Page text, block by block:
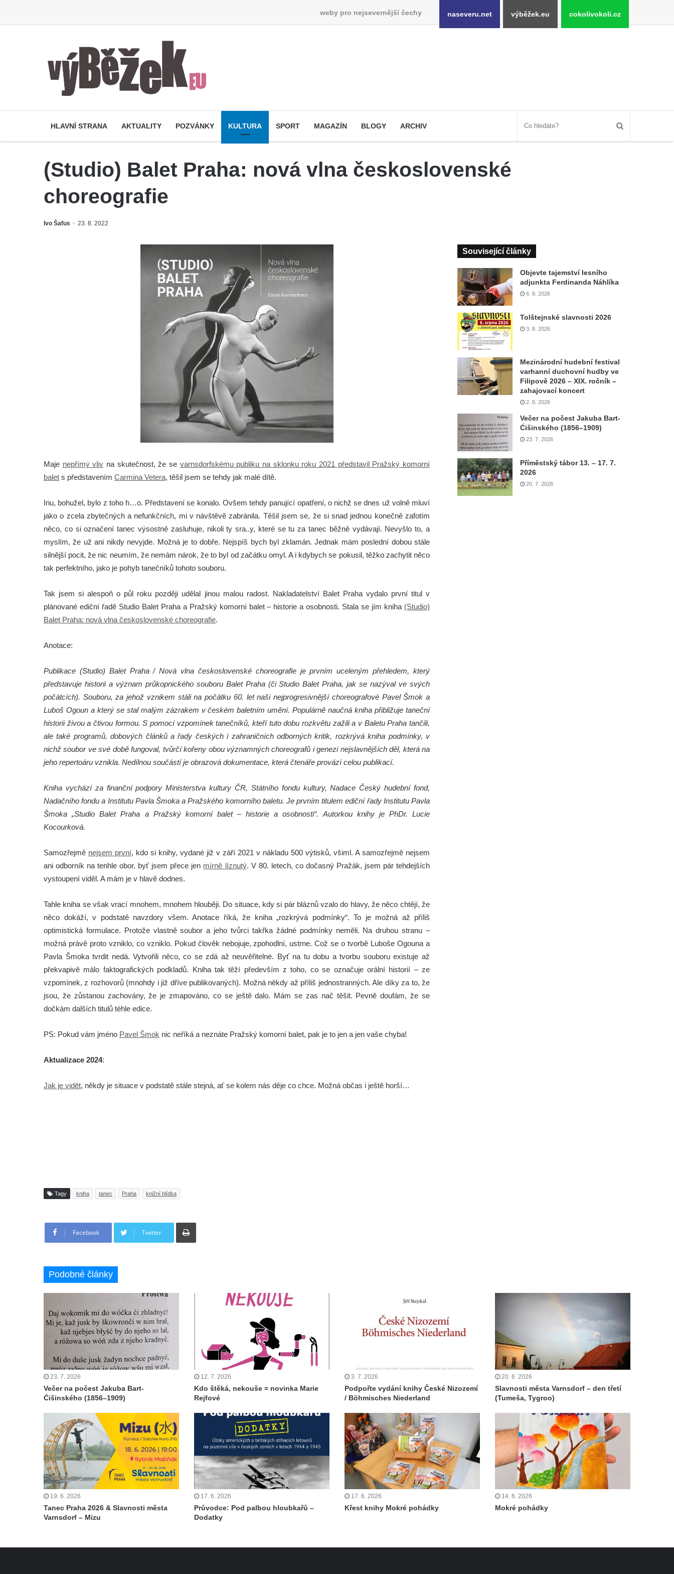
weby pro nejsevernější čechy naseveru.net výběžek.eu cokolivokoli.cz
HLAVNÍ STRANA AKTUALITY POZVÁNKY KULTURA SPORT MAGAZÍN BLOGY ARCHIV
(Studio) Balet Praha: nová vlna československé
choreografie
Ivo Šafus 23. 8. 2022
Maje nepřímý vliv na skutečnost, že se varnsdorfskému publiku na sklonku roku 2021 představil Pražský komorní
balet s představením Carmina Vetera, těšil jsem se tehdy jak malé dítě.
Inu, bohužel, bylo z toho h…o. Představení se konalo. Ovšem tehdy panující opatření, o nichž se dnes už volně mluví
jako o zcela zbytečných a nefunkčních, mi v návštěvě zabránila. Těšil jsem se, že si snad jednou konečně zafotím
něco, co si označení tanec výsostně zasluhuje, nikoli ty sra..y, které se tu za tanec běžně vydávají. Nevyšlo to, a
myslím, že už ani nikdy nevyjde. Možná je to dobře. Nejspíš bych byl zklamán. Jednak mám poslední dobou stále
silnější pocit, že nic neumím, že nemám nárok, že to byl od začátku omyl. A i kdybych se pokusil, těžko zachytit něco
tak perfektního, jako je pohyb tanečníků tohoto souboru.
Tak jsem si alespoň o půl roku později udělal jinou malou radost. Nakladatelství Balet Praha vydalo první titul v
plánované ediční řadě Studio Balet Praha a Pražský komorní balet – historie a osobnosti. Stala se jím kniha (Studio)
Balet Praha: nová vlna československé choreografie.
Anotace:
Publikace (Studio) Balet Praha / Nová vlna československé choreografie je prvním uceleným přehledem, který
představuje historii a význam průkopnického souboru Balet Praha (či Studio Balet Praha, jak se nazýval ve svých
počátcích). Souboru, za jehož vznikem stáli na počátku 60. let naši nejprogresivnější choreografové Pavel Šmok a
Luboš Ogoun a který se stal malým zázrakem v českém baletním umění. Populárně naučná kniha přibližuje taneční
historii živou a čtivou formou. S pomocí vzpomínek tanečníků, kteří tuto dobu rozkvětu zažili a v Baletu Praha tančili,
ale také programů, dobových článků a řady českých i zahraničních odborných kritik, rozkrývá kniha podmínky, v
nichž soubor ve své době fungoval, tvůrčí kořeny obou významných choreografů i genezi nejslavnějších děl, která na
jeho repertoáru vznikla. Nedílnou součástí je obrazová dokumentace, která čtenáře provází celou publikací.
Kniha vychází za finanční podpory Ministerstva kultury ČR, Státního fondu kultury, Nadace Český hudební fond,
Nadačního fondu a Institutu Pavla Šmoka a Pražského komorního baletu. Je prvním titulem ediční řady Institutu Pavla
Šmoka „Studio Balet Praha a Pražský komorní balet – historie a osobnosti“. Autorkou knihy je PhDr. Lucie
Kocourková.
Samozřejmě nejsem první, kdo si knihy, vydané již v září 2021 v nákladu 500 výtisků, všiml. A samozřejmě nejsem
ani odborník na tenhle obor, byť jsem přece jen mírně líznutý. V 80. letech, co dočasný Pražák, jsem pár tehdejších
vystoupení viděl. A mám je v hlavě dodnes.
Tahle kniha se však vrací mnohem, mnohem hlouběji. Do situace, kdy si pár bláznů vzalo do hlavy, že něco chtějí, že
něco dokáží, v podstatě navzdory všem. Anotace říká, že kniha „rozkrývá podmínky“. To je možná až příliš
optimistická formulace. Protože vlastně soubor a jeho tvůrci takřka žádné podmínky neměli. Na druhou stranu –
možná právě proto vzniklo, co vzniklo. Pokud člověk nebojuje, zpohodlní, ustrne. Což se o tvorbě Luboše Ogouna a
Pavla Šmoka tvrdit nedá. Vytvořili něco, co se zdá až neuvěřitelné. Byť na tu dobu a tvorbu souboru existuje až
překvapivě málo faktografických podkladů. Kniha tak těží především z toho, co se označuje orální historií – ze
vzpomínek, z rozhovorů (mnohdy i již dříve publikovaných). Možná někdy až příliš jednostranných. Ale díky za to, že
jsou, že zůstanou zachovány, že je zmapováno, co se ještě dalo. Mám se zas nač těšit. Pevně doufám, že se
dočkám dalších titulů téhle edice.
PS: Pokud vám jméno Pavel Šmok nic neříká a neznáte Pražský komorní balet, pak je to jen a jen vaše chyba!
Aktualizace 2024:
Jak je vidět, někdy je situace v podstatě stále stejná, ať se kolem nás děje co chce. Možná občas i ještě horší…
Tagy kniha tanec Praha knižní hlídka
Facebook Twitter
Tisknout
Související články
Objevte tajemství lesního
adjunkta Ferdinanda Náhlíka
6. 8. 2026
Tolštejnské slavnosti 2026
3. 8. 2026
Mezinárodní hudební festival
varhanní duchovní hudby ve
Filipově 2026 – XIX. ročník –
zahajovací koncert
2. 8. 2026
Večer na počest Jakuba Bart-
Ćišinského (1856–1909)
23. 7. 2026
Příměstský tábor 13. – 17. 7.
2026
20. 7. 2026
Podobné články
23. 7. 2026
Večer na počest Jakuba Bart-
Ćišinského (1856–1909)
12. 7. 2026
Kdo štěká, nekouše = novinka Marie
Rejfové
3. 7. 2026
Podpořte vydání knihy České Nizozemí
/ Böhmisches Niederland
20. 6. 2026
Slavnosti města Varnsdorf – den třetí
(Tumeša, Tygroo)
19. 6. 2026
Tanec Praha 2026 & Slavnosti města
Varnsdorf – Mizu
17. 6. 2026
Průvodce: Pod palbou hloubkařů –
Dodatky
17. 6. 2026
Křest knihy Mokré pohádky
14. 6. 2026
Mokré pohádky